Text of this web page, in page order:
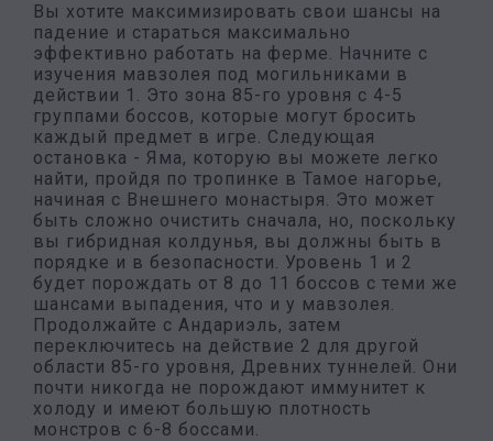
Вы хотите максимизировать свои шансы на
падение и стараться максимально
эффективно работать на ферме. Начните с
изучения мавзолея под могильниками в
действии 1. Это зона 85-го уровня с 4-5
группами боссов, которые могут бросить
каждый предмет в игре. Следующая
остановка - Яма, которую вы можете легко
найти, пройдя по тропинке в Тамое нагорье,
начиная с Внешнего монастыря. Это может
быть сложно очистить сначала, но, поскольку
вы гибридная колдунья, вы должны быть в
порядке и в безопасности. Уровень 1 и 2
будет порождать от 8 до 11 боссов с теми же
шансами выпадения, что и у мавзолея.
Продолжайте с Андариэль, затем
переключитесь на действие 2 для другой
области 85-го уровня, Древних туннелей. Они
почти никогда не порождают иммунитет к
холоду и имеют большую плотность
монстров с 6-8 боссами.